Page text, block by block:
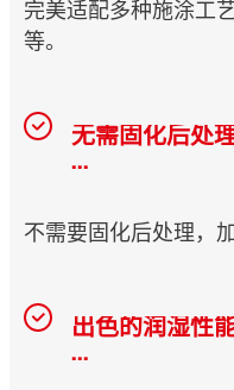
完美适配多种施涂工
等。
无需固化后处
...
不需要固化后处理，
出色的润湿性
...